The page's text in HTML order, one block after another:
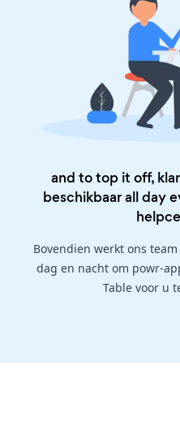
and to top it off,
beschikbaar all day
Bovendien werkt ons
dag en nacht om powr-
Table voor u